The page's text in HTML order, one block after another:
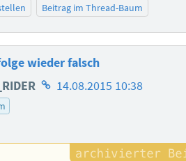
Beitrag im Thread-Baum
wieder falsch
Homepage
14.08.2015 10:38